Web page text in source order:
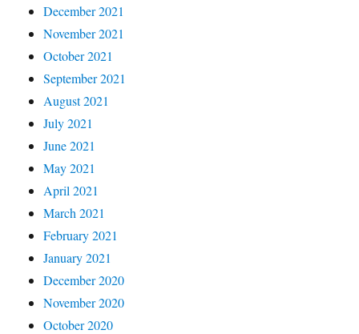
December 2021
November 2021
October 2021
September 2021
August 2021
July 2021
June 2021
May 2021
April 2021
March 2021
February 2021
January 2021
December 2020
November 2020
October 2020